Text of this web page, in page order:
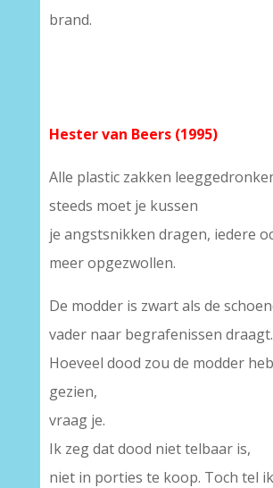
brand.
Hester van Beers (1995)
Alle plastic zakken
steeds moet je kussen
je angstsnikken dragen, iedere
meer opgezwollen.
De modder is zwart als de
vader naar begrafenissen draagt.
Hoeveel dood zou de modder
gezien,
vraag je.
Ik zeg dat dood niet telbaar is,
niet in porties te koop. Toch tel